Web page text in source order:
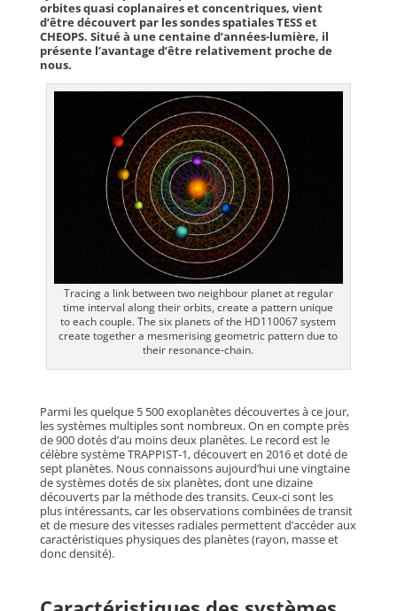
orbites quasi coplanaires et concentriques, vient
d’être découvert par les sondes spatiales TESS et
CHEOPS. Situé à une centaine d’années-lumière, il
présente l’avantage d’être relativement proche de
nous.
Tracing a link between two neighbour planet at regular
time interval along their orbits, create a pattern unique
to each couple. The six planets of the HD110067 system
create together a mesmerising geometric pattern due to
their resonance-chain.
Parmi les quelque 5 500 exoplanètes découvertes à ce jour,
les systèmes multiples sont nombreux. On en compte près
de 900 dotés d’au moins deux planètes. Le record est le
célèbre système TRAPPIST-1, découvert en 2016 et doté de
sept planètes. Nous connaissons aujourd’hui une vingtaine
de systèmes dotés de six planètes, dont une dizaine
découverts par la méthode des transits. Ceux-ci sont les
plus intéressants, car les observations combinées de transit
et de mesure des vitesses radiales permettent d’accéder aux
caractéristiques physiques des planètes (rayon, masse et
donc densité).